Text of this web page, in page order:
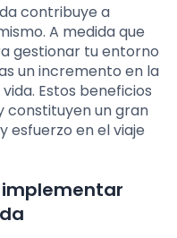
contribuye a
A medida que
gestionar tu entorno
un incremento en la
Estos beneficios
constituyen un gran
esfuerzo en el viaje
implementar